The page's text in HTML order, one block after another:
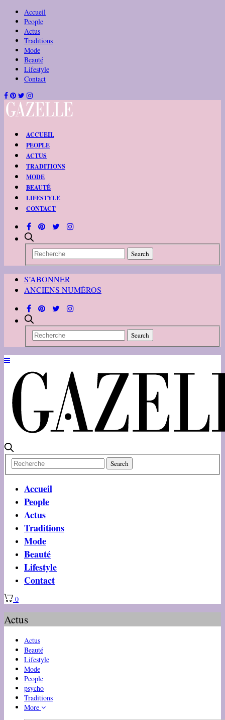
Accueil
People
Actus
Traditions
Mode
Beauté
Lifestyle
Contact
ACCUEIL
PEOPLE
ACTUS
TRADITIONS
MODE
BEAUTÉ
LIFESTYLE
CONTACT
S’ABONNER
ANCIENS NUMÉROS
Accueil
People
Actus
Traditions
Mode
Beauté
Lifestyle
Contact
0
Actus
Actus
Beauté
Lifestyle
Mode
People
psycho
Traditions
More